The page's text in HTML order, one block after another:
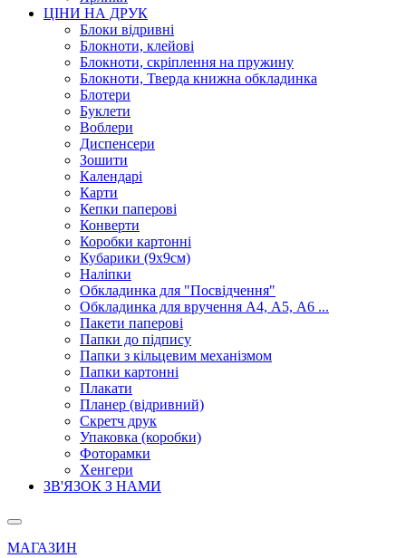
ЦІНИ НА ДРУК
Блоки відривні
Блокноти, клейові
Блокноти, скріплення на пружину
Блокноти, Тверда книжна обкладинка
Блотери
Буклети
Воблери
Диспенсери
Зошити
Календарі
Карти
Кепки паперові
Конверти
Коробки картонні
Кубарики (9х9см)
Наліпки
Обкладинка для "Посвідчення"
Обкладинка для вручення А4, А5, А6 ...
Пакети паперові
Папки до підпису
Папки з кільцевим механізмом
Папки картонні
Плакати
Планер (відривний)
Скретч друк
Упаковка (коробки)
Фоторамки
Хенгери
ЗВ'ЯЗОК З НАМИ
МАГАЗИН